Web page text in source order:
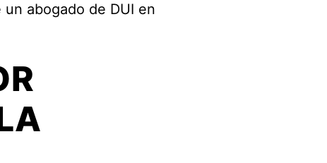
abogado de DUI en